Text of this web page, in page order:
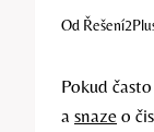
Od
Pokud
a snaze o